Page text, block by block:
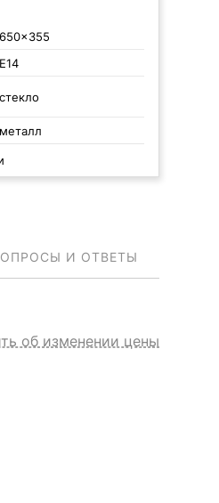
650x355
E14
стекло
металл
И ОТВЕТЫ
об изменении цены